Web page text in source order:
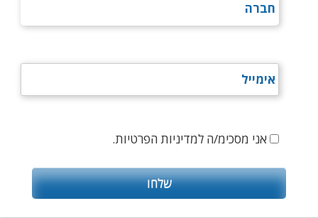
אני מסכימ/ה למדיניות הפרטיות.